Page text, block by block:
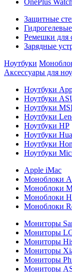
OnePlus
Защитные
Ремешки для
Зарядные
Ноутбуки
Аксессуары для
Ноутбуки
Ноутбуки
Ноутбуки
Ноутбуки
Ноутбуки HP
Ноутбуки
Ноутбуки
Ноутбуки
Apple iMac
Моноблоки
Моноблоки
Моноблоки
Моноблоки
Мониторы
Мониторы
Мониторы
Мониторы
Мониторы
Мониторы